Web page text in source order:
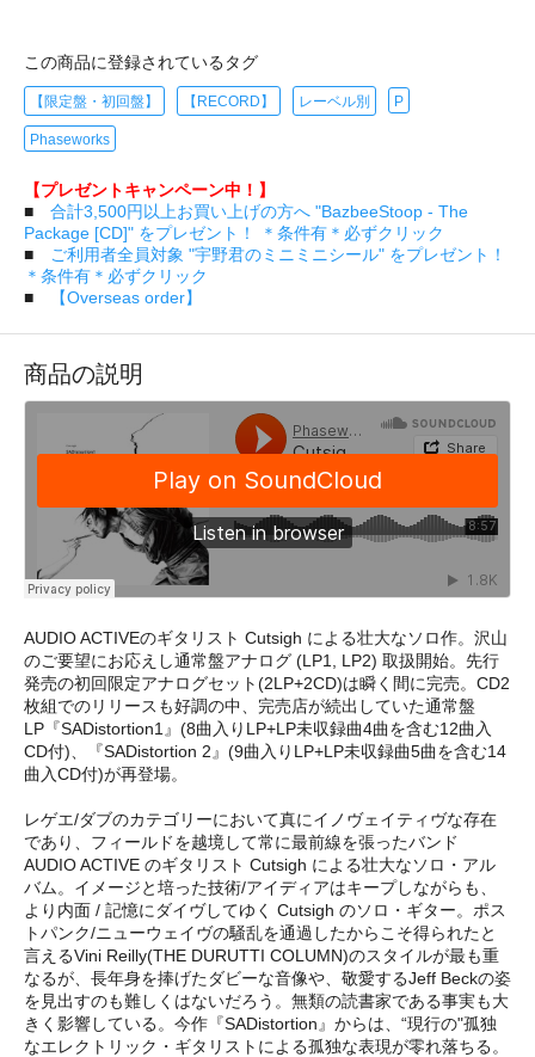
この商品に登録されているタグ
【限定盤・初回盤】 【RECORD】 レーベル別 P
Phaseworks
【プレゼントキャンペーン中！】
■ 合計3,500円以上お買い上げの方へ "BazbeeStoop - The
Package [CD]" をプレゼント！ ＊条件有＊必ずクリック
■
ご利用者全員対象 "宇野君のミニミニシール" をプレゼント！
＊条件有＊必ずクリック
■
【Overseas order】
商品の説明
AUDIO ACTIVEのギタリスト Cutsigh による壮大なソロ作。沢山
のご要望にお応えし通常盤アナログ (LP1, LP2) 取扱開始。先行
発売の初回限定アナログセット(2LP+2CD)は瞬く間に完売。CD2
枚組でのリリースも好調の中、完売店が続出していた通常盤
LP『SADistortion1』(8曲入りLP+LP未収録曲4曲を含む12曲入
CD付)、『SADistortion 2』(9曲入りLP+LP未収録曲5曲を含む14
曲入CD付)が再登場。
レゲエ/ダブのカテゴリーにおいて真にイノヴェイティヴな存在
であり、フィールドを越境して常に最前線を張ったバンド
AUDIO ACTIVE のギタリスト Cutsigh による壮大なソロ・アル
バム。イメージと培った技術/アイディアはキープしながらも、
より内面 / 記憶にダイヴしてゆく Cutsigh のソロ・ギター。ポス
トパンク/ニューウェイヴの騒乱を通過したからこそ得られたと
言えるVini Reilly(THE DURUTTI COLUMN)のスタイルが最も重
なるが、長年身を捧げたダビーな音像や、敬愛するJeff Beckの姿
を見出すのも難しくはないだろう。無類の読書家である事実も大
きく影響している。今作『SADistortion』からは、“現行の"孤独
なエレクトリック・ギタリストによる孤独な表現が零れ落ちる。